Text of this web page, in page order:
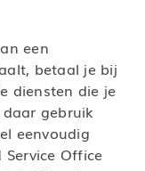
een
betaal je bij
diensten die je
gebruik
eenvoudig
Office